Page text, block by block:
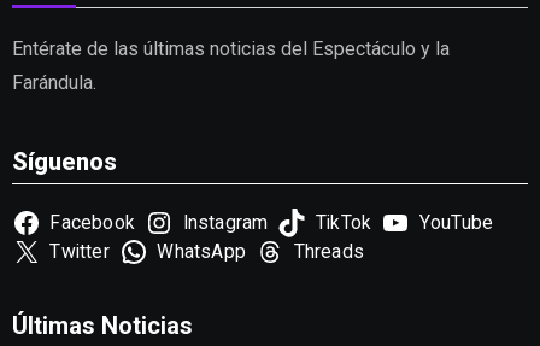
Entérate de las últimas noticias del Espectáculo y la
Farándula.
Síguenos
Facebook Instagram TikTok
YouTube
Twitter
WhatsApp Threads
Últimas Noticias